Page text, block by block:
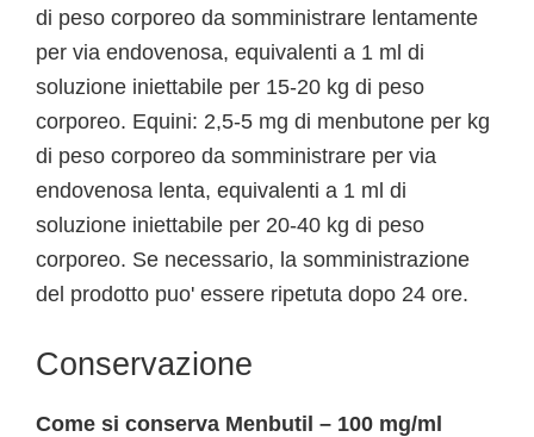
di peso corporeo da somministrare lentamente
per via endovenosa, equivalenti a 1 ml di
soluzione iniettabile per 15-20 kg di peso
corporeo. Equini: 2,5-5 mg di menbutone per kg
di peso corporeo da somministrare per via
endovenosa lenta, equivalenti a 1 ml di
soluzione iniettabile per 20-40 kg di peso
corporeo. Se necessario, la somministrazione
del prodotto puo' essere ripetuta dopo 24 ore.
Conservazione
Come si conserva Menbutil – 100 mg/ml